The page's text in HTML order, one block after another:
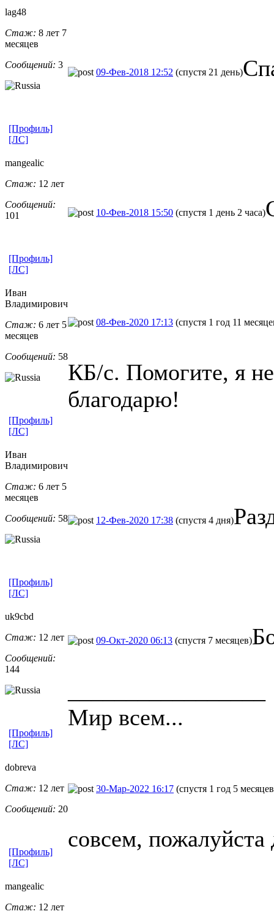
lag48
Стаж: 8 лет 7
месяцев
Сообщений: 3
09-Фев-2018 12:52 (спустя 21 день)
[Профиль]
[ЛС]
mangealic
Стаж: 12 лет
Сообщений:
101
10-Фев-2018 15:50 (спустя 1 день 2 часа)
[Профиль]
[ЛС]
Иван
Владимирович
Стаж: 6 лет 5
месяцев
Сообщений: 58
08-Фев-2020 17:13 (спустя 1 год 11
КБ/с. Помогите, я
благодарю!
[Профиль]
[ЛС]
Иван
Владимирович
Стаж: 6 лет 5
месяцев
Сообщений: 58 12-Фев-2020 17:38 (спустя 4 дня)
[Профиль]
[ЛС]
uk9cbd
Стаж: 12 лет
Сообщений:
144
09-Окт-2020 06:13 (спустя 7 месяцев)
Мир всем...
[Профиль]
[ЛС]
dobreva
Стаж: 12 лет
Сообщений: 20
30-Мар-2022 16:17 (спустя 1 год 5
совсем, пожалуйста
[Профиль]
[ЛС]
mangealic
Стаж: 12 лет